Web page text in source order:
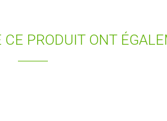
PRODUIT ONT